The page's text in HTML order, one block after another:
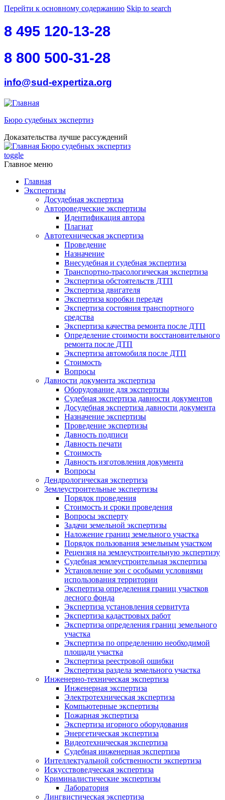
Перейти к основному содержанию Skip to search
8 495 120-13-28
8 800 500-31-28
info@sud-expertiza.org
Бюро судебных экспертиз
Доказательства лучше рассуждений
Бюро судебных экспертиз
toggle
Главное меню
Главная
Экспертизы
Досудебная экспертиза
Автороведческие экспертизы
Идентификация автора
Плагиат
Автотехническая экспертиза
Проведение
Назначение
Внесудебная и судебная экспертиза
Транспортно-трасологическая экспертиза
Экспертиза обстоятельств ДТП
Экспертиза двигателя
Экспертиза коробки передач
Экспертиза состояния транспортного
средства
Экспертиза качества ремонта после ДТП
Определение стоимости восстановительного
ремонта после ДТП
Экспертиза автомобиля после ДТП
Стоимость
Вопросы
Давности документа экспертиза
Оборудование для экспертизы
Судебная экспертиза давности документов
Досудебная экспертиза давности документа
Назначение экспертизы
Проведение экспертизы
Давность подписи
Давность печати
Стоимость
Давность изготовления документа
Вопросы
Дендрологическая экспертиза
Землеустроительные экспертизы
Порядок проведения
Стоимость и сроки проведения
Вопросы эксперту
Задачи земельной экспертизы
Наложение границ земельного участка
Порядок пользования земельным участком
Рецензия на землеустроительную экспертизу
Судебная землеустроительная экспертиза
Установление зон с особыми условиями
использования территории
Экспертиза определения границ участков
лесного фонда
Экспертиза установления сервитута
Экспертиза кадастровых работ
Экспертиза определения границ земельного
участка
Экспертиза по определению необходимой
площади участка
Экспертиза реестровой ошибки
Экспертиза раздела земельного участка
Инженерно-техническая экспертиза
Инженерная экспертиза
Электротехническая экспертиза
Компьютерные экспертизы
Пожарная экспертиза
Экспертиза игорного оборудования
Энергетическая экспертиза
Видеотехническая экспертиза
Судебная инженерная экспертиза
Интеллектуальной собственности экспертиза
Искусствоведческая экспертиза
Криминалистические экспертизы
Лаборатория
Лингвистическая экспертиза